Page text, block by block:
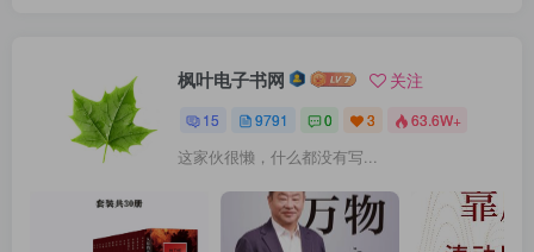
枫叶电子书网 关注
15 9791 0 3 63.6W+
这家伙很懒，什么都没有写...